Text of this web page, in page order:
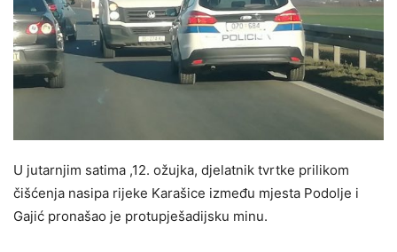
U jutarnjim satima ,12. ožujka, djelatnik tvrtke prilikom
čišćenja nasipa rijeke Karašice između mjesta Podolje i
Gajić pronašao je protupješadijsku minu.